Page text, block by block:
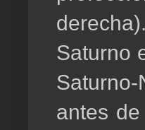
Saturno
antes